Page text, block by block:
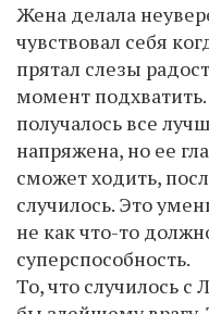
Жена делала
чувствовал себя
прятал слезы
момент
получалось все
напряжена, но ее
сможет ходить,
случилось. Это
не как что-то
суперспособность.
То, что случилось с